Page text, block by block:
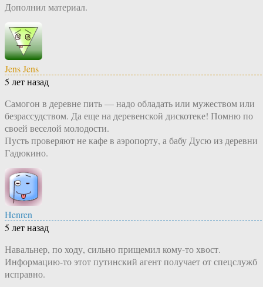
Дополнил материал.
Jens Jens
5 лет назад
Самогон в деревне пить — надо обладать или мужеством или
безрассудством. Да еще на деревенской дискотеке! Помню по
своей веселой молодости.
Пусть проверяют не кафе в аэропорту, а бабу Дусю из деревни
Гадюкино.
Henren
5 лет назад
Навальнер, по ходу, сильно прищемил кому-то хвост.
Информацию-то этот путинский агент получает от спецслужб
исправно.